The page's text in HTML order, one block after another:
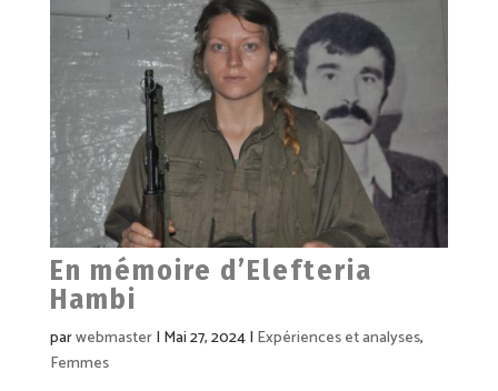
En mémoire d’Elefteria
Hambi
parwebmaster| Mai 27, 2024| Expériences et analyses,
Femmes